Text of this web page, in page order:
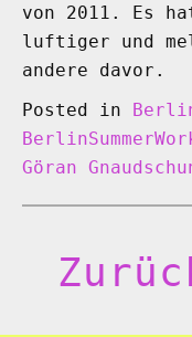
von 2011. Es
luftiger und
andere davor.
Posted in
Göran